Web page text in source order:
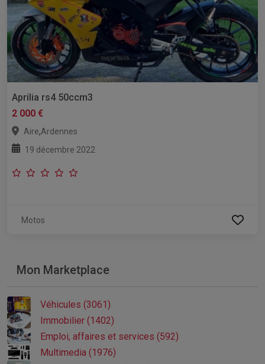
Aprilia rs4 50ccm3
2 000 €
Aire,Ardennes
19 décembre 2022
Motos
Mon Marketplace
Véhicules (3061)
Immobilier (1402)
Emploi, affaires et services (592)
Multimedia (1976)